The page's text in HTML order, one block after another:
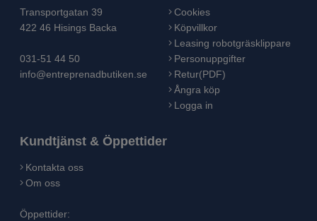
Transportgatan 39
422 46 Hisings Backa
031-51 44 50
info@entreprenadbutiken.se
Cookies
Köpvillkor
Leasing robotgräsklippare
Personuppgifter
Retur(PDF)
Ångra köp
Logga in
Kundtjänst & Öppettider
Kontakta oss
Om oss
Öppettider: